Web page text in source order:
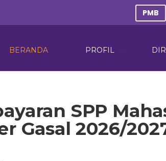
PMB
BERANDA PROFIL
SPP
Gasal 2026/